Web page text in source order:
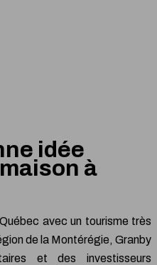
idée
à
avec un tourisme très
de la Montérégie, Granby
et des investisseurs